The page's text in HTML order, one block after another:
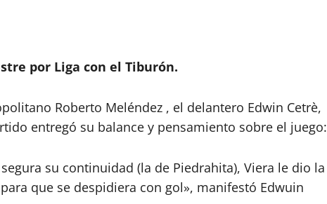
por Liga con el Tiburón.
Roberto Meléndez , el delantero Edwin Cetrè,
entregó su balance y pensamiento sobre el juego:
su continuidad (la de Piedrahita), Viera le dio la
que se despidiera con gol», manifestó Edwuin